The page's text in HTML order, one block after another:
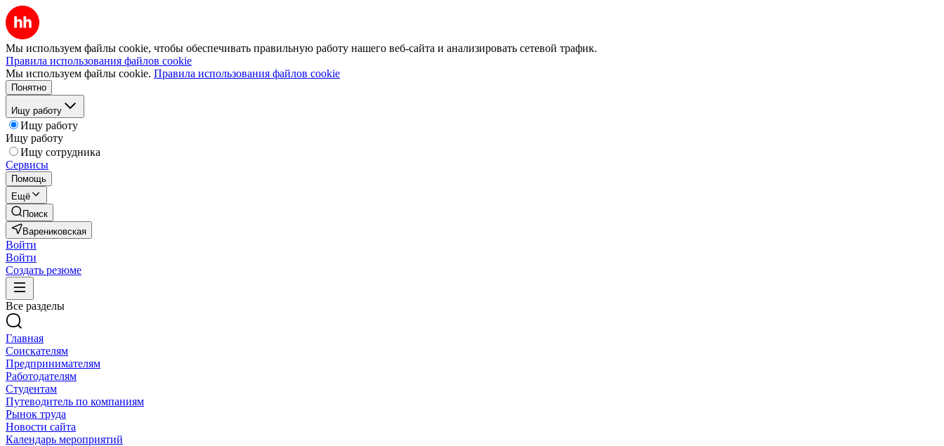
Мы используем файлы cookie, чтобы обеспечивать правильную работу нашего веб-сайта и анализировать сетевой трафик.
Правила использования файлов cookie
Мы используем файлы cookie. Правила использования файлов cookie
Понятно
Ищу работу
Ищу работу
Ищу работу
Ищу сотрудника
Сервисы
Помощь
Ещё
Поиск
Варениковская
Войти
Войти
Создать резюме
Все разделы
Главная
Соискателям
Предпринимателям
Работодателям
Студентам
Путеводитель по компаниям
Рынок труда
Новости сайта
Календарь мероприятий